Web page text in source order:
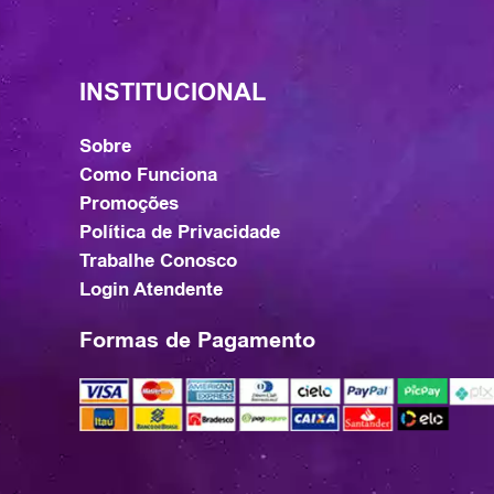
INSTITUCIONAL
Sobre
Como Funciona
Promoções
Política de Privacidade
Trabalhe Conosco
Login Atendente
Formas de Pagamento